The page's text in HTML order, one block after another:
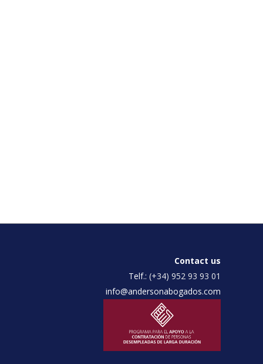
Contact us
Telf.: (+34) 952 93 93 01
info@andersonabogados.com